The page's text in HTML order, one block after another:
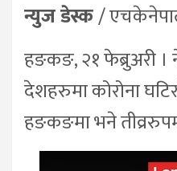
न्युज डेस्क/
हङकङ, २१ फेब्रुअरी
देशहरुमा कोरोना
हङकङमा भने